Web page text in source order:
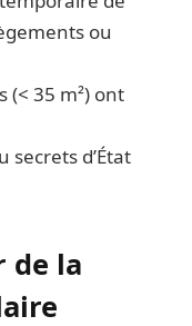
ou
(< 35 m²) ont
d’État
de la